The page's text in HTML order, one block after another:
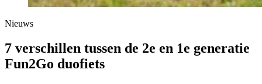
Nieuws
7 verschillen tussen de 2e en 1e generatie
Fun2Go duofiets